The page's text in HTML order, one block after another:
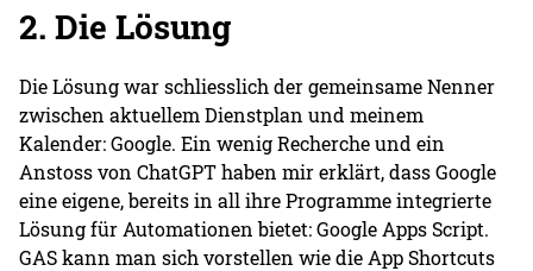
2. Die Lösung
Die Lösung war schliesslich der gemeinsame Nenner
zwischen aktuellem Dienstplan und meinem
Kalender: Google. Ein wenig Recherche und ein
Anstoss von ChatGPT haben mir erklärt, dass Google
eine eigene, bereits in all ihre Programme integrierte
Lösung für Automationen bietet: Google Apps Script.
GAS kann man sich vorstellen wie die App Shortcuts